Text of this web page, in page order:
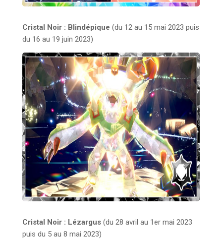
Cristal Noir : Blindépique (du 12 au 15 mai 2023 puis
du 16 au 19 juin 2023)
Cristal Noir : Lézargus (du 28 avril au 1er mai 2023
puis du 5 au 8 mai 2023)